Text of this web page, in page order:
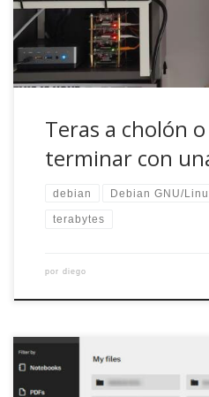
Además de generar calor, […]
Teras a cholón
terminar con
debian Debian GNU/
terabytes
por diego